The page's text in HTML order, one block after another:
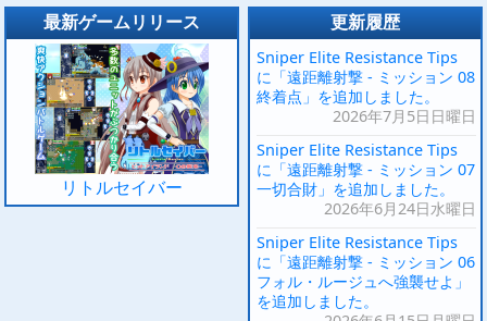
最新ゲームリリース
リトルセイバー
更新履歴
Sniper Elite Resistance Tips
に「遠距離射撃 - ミッション 08
終着点」を追加しました。
2026年7月5日日曜日
Sniper Elite Resistance Tips
に「遠距離射撃 - ミッション 07
一切合財」を追加しました。
2026年6月24日水曜日
Sniper Elite Resistance Tips
に「遠距離射撃 - ミッション 06
フォル・ルージュへ強襲せよ」
を追加しました。